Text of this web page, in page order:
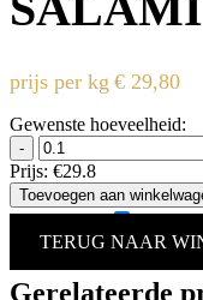
prijs per kg € 29,80
Gewenste hoeveelheid:
-
Prijs: €29.8
Toevoegen aan
Allergenen:
noten
TERUG NAAR
Gerelateerde